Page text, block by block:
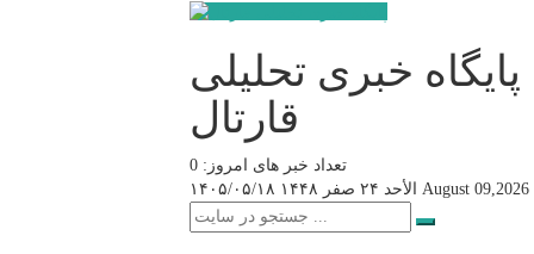
پایگاه خبری تحلیلی
قارتال
تعداد خبر های امروز: 0
۱۴۰۵/۰۵/۱۸
الأحد ۲۴ صفر ۱۴۴۸ August 09,2026